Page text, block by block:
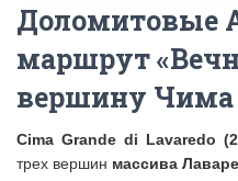
Доломитовые
маршрут
вершину Чима
Cima Grande di Lavaredo
трех вершин массива